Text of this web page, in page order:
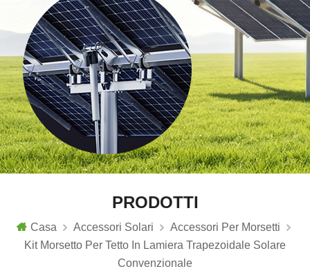
PRODOTTI
Casa Accessori Solari
Accessori Per Morsetti
Kit Morsetto Per Tetto In Lamiera Trapezoidale Solare
Convenzionale